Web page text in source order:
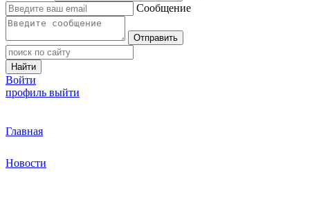
Сообщение
Отправить
Найти
Войти
профиль выйти
Главная
Новости